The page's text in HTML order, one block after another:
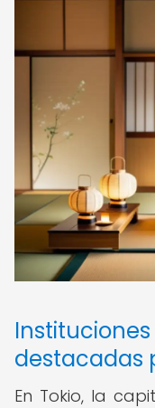
destacadas
En Tokio, la